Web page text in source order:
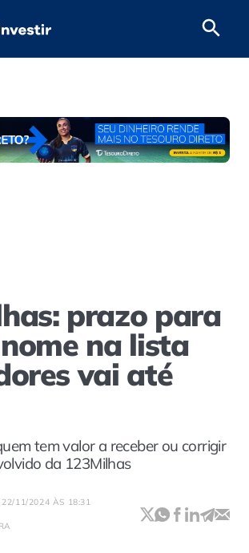
prazo para
na lista
vai até
tem valor a receber ou corrigir
da 123Milhas
11/2024 ÀS 18:31